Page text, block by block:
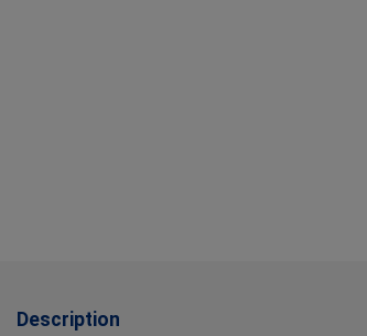
Description